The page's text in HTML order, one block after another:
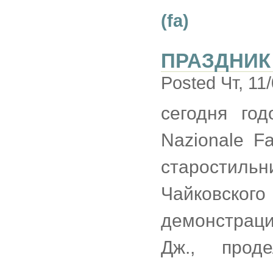
(fa)
ПРАЗДНИК
Posted Чт,
сегодня
Nazionale
Дж.,